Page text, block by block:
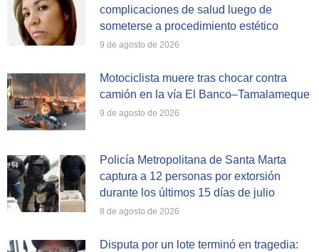
complicaciones de salud luego de
someterse a procedimiento estético
9 de agosto de 2026
Motociclista muere tras chocar contra
camión en la vía El Banco–Tamalameque
9 de agosto de 2026
Policía Metropolitana de Santa Marta
captura a 12 personas por extorsión
durante los últimos 15 días de julio
8 de agosto de 2026
Disputa por un lote terminó en tragedia: